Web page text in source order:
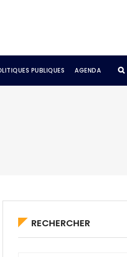
PUBLIQUES AGENDA
RECHERCHER